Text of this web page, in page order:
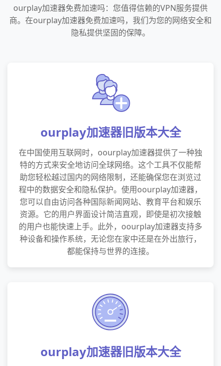
ourplay加速器免费加速吗：您值得信赖的VPN服务提供
商。在ourplay加速器免费加速吗，我们为您的网络安全和
隐私提供坚固的保障。
ourplay加速器旧版本大全
在中国使用互联网时，oourplay加速器提供了一种独
特的方式来安全地访问全球网络。这个工具不仅能帮
助您轻松越过国内的网络限制，还能确保您在浏览过
程中的数据安全和隐私保护。使用oourplay加速器，
您可以自由访问各种国际新闻网站、教育平台和娱乐
资源。它的用户界面设计简洁直观，即使是初次接触
的用户也能快速上手。此外，oourplay加速器支持多
种设备和操作系统，无论您在家中还是在外出旅行，
都能保持与世界的连接。
ourplay加速器旧版本大全